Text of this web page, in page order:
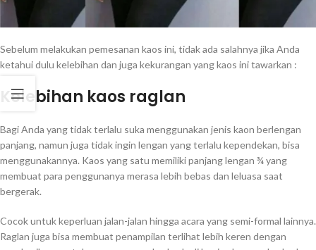
Sebelum melakukan pemesanan kaos ini, tidak ada salahnya jika Anda
ketahui dulu kelebihan dan juga kekurangan yang kaos ini tawarkan :
Kelebihan kaos raglan
Bagi Anda yang tidak terlalu suka menggunakan jenis kaon berlengan
panjang, namun juga tidak ingin lengan yang terlalu kependekan, bisa
menggunakannya. Kaos yang satu memiliki panjang lengan ¾ yang
membuat para penggunanya merasa lebih bebas dan leluasa saat
bergerak.
Cocok untuk keperluan jalan-jalan hingga acara yang semi-formal lainnya.
Raglan juga bisa membuat penampilan terlihat lebih keren dengan